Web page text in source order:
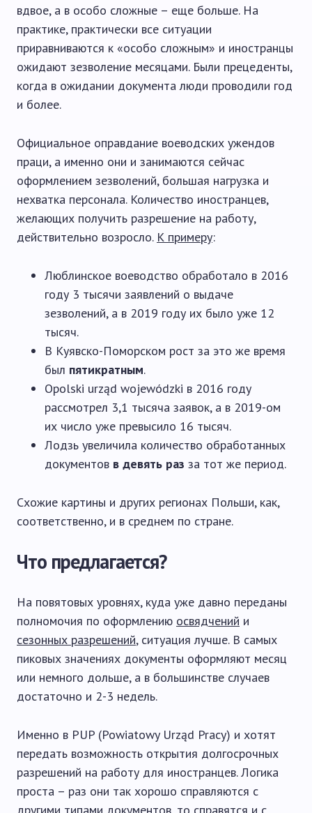
вдвое, а в особо сложные – еще больше. На
практике, практически все ситуации
приравниваются к «особо сложным» и иностранцы
ожидают зезволение месяцами. Были прецеденты,
когда в ожидании документа люди проводили год
и более.
Официальное оправдание воеводских ужендов
праци, а именно они и занимаются сейчас
оформлением зезволений, большая нагрузка и
нехватка персонала. Количество иностранцев,
желающих получить разрешение на работу,
действительно возросло. К примеру:
Люблинское воеводство обработало в 2016
году 3 тысячи заявлений о выдаче
зезволений, а в 2019 году их было уже 12
тысяч.
В Куявско-Поморском рост за это же время
был пятикратным.
Opolski urząd wojewódzki в 2016 году
рассмотрел 3,1 тысяча заявок, а в 2019-ом
их число уже превысило 16 тысяч.
Лодзь увеличила количество обработанных
документов в девять раз за тот же период.
Схожие картины и других регионах Польши, как,
соответственно, и в среднем по стране.
Что предлагается?
На повятовых уровнях, куда уже давно переданы
полномочия по оформлению освядчений и
сезонных разрешений, ситуация лучше. В самых
пиковых значениях документы оформляют месяц
или немного дольше, а в большинстве случаев
достаточно и 2-3 недель.
Именно в PUP (Powiatowy Urząd Pracy) и хотят
передать возможность открытия долгосрочных
разрешений на работу для иностранцев. Логика
проста – раз они так хорошо справляются с